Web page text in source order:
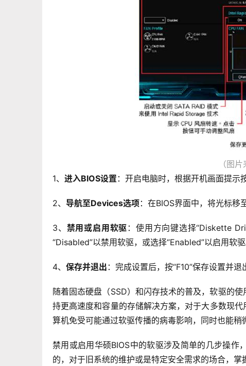
（图
1、 进入BIOS设置 ：开启电脑时，根据开机画面提示
2、 导航至Devices选项：在BIOS界面中，将光标移
3、 禁用或启用软驱 ：使用方向键选择“Diskette
“Disabled”以禁用软驱，或选择“Enabled”以启用软驱
4、 保存并退出 ：完成设置后，按“F10”保存设置并退
随着固态硬盘（SSD）和闪存技术的普及，软驱的
持更高速度和容量的存储解决方案，对于大多数现
算机免受可能通过软驱传播的病毒影响，同时也能稍
禁用或启用华硕BIOS中的软驱涉及简单的几步操
的，对于旧系统的维护或是特定安全需求的场合，